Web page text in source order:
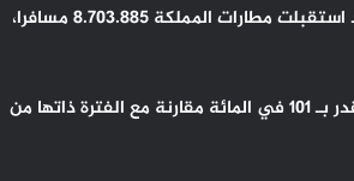
وبالنسبة للحركة الجوية الدولية التراكمية خلال الأشهر السبعة الأولى لعام 2022، فقد استقبلت مطارات المملكة 8.703.885 مسافرا،
وخلال شهر يوليوز، سجلت الحركة الجوية الدولية 2.142.893 مسافرا، بمعدل استرجاع يقدر بـ 101 في المائة مقارنة مع الفترة ذاتها من